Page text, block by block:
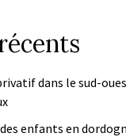
dans le sud-
enfants en